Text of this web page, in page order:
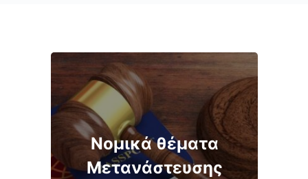
Νομικά θέματα
Μετανάστευσης